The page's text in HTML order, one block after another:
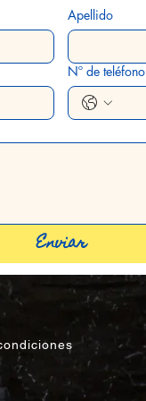
Apellido
Nº de teléfono
Enviar